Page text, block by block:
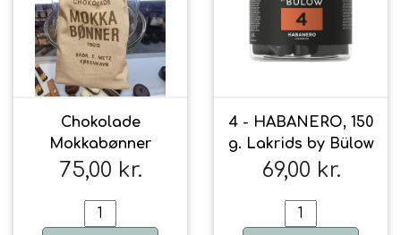
Chokolade
Mokkabønner
75,00 kr.
4 - HABANERO, 150
g. Lakrids by Bülow
69,00 kr.